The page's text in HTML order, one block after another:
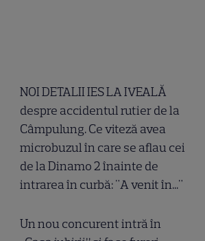
NOI DETALII IES LA IVEALĂ
despre accidentul rutier de la
Câmpulung. Ce viteză avea
microbuzul în care se aflau cei
de la Dinamo 2 înainte de
intrarea în curbă: "A venit în..."
Un nou concurent intră în